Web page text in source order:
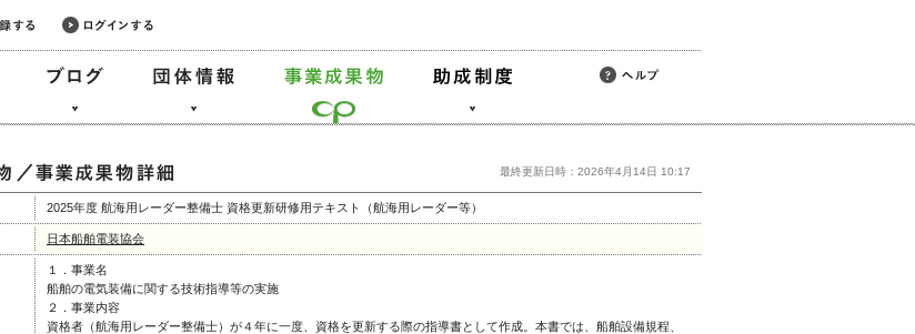
最終更新日時：2026年4月14日 10:17
2025年度 航海用レーダー整備士 資格更新研修用テキスト（航海用レーダー等）
日本船舶電装協会
１．事業名
船舶の電気装備に関する技術指導等の実施
２．事業内容
資格者（航海用レーダー整備士）が４年に一度、資格を更新する際の指導書として作成。本書では、船舶設備規程、